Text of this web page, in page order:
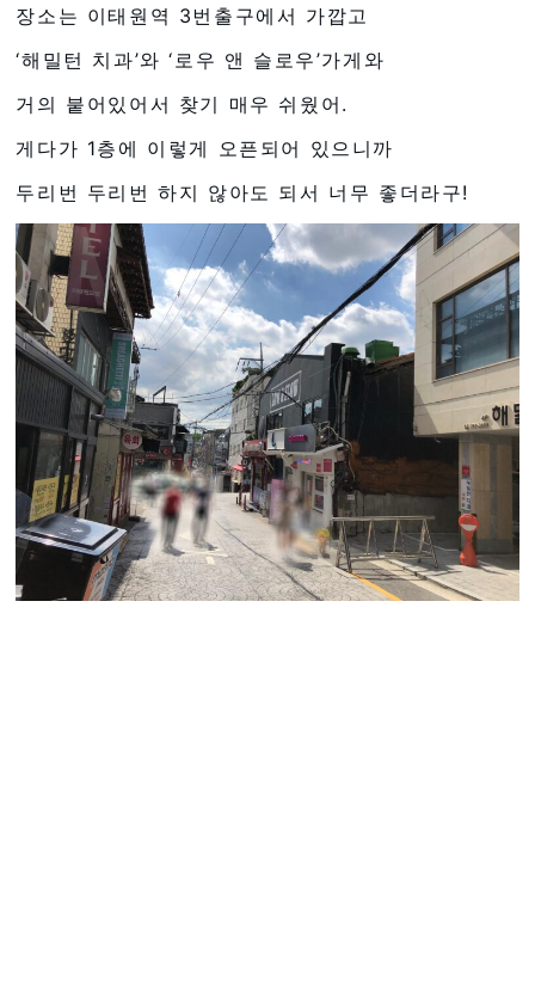
장소는 이태원역 3번출구에서 가깝고
‘해밀턴 치과’와 ‘로우 앤 슬로우’가게와
거의 붙어있어서 찾기 매우 쉬웠어.
게다가 1층에 이렇게 오픈되어 있으니까
두리번 두리번 하지 않아도 되서 너무 좋더라구!